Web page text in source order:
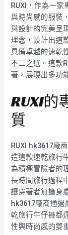
RUXI，作為一
與時尚感的服裝
與設計的完美呈
理念，設計出這
具備卓越的速乾
不二之選。這款
著，展現出多功
RUXI的
質
RUXI hk3617廠
造這款速乾旅行
為積極冒險者的
長時間旅行過程
讓穿著者無論身
hk3617廠商通過
乾旅行牛仔褲都
性與時尚感的雙